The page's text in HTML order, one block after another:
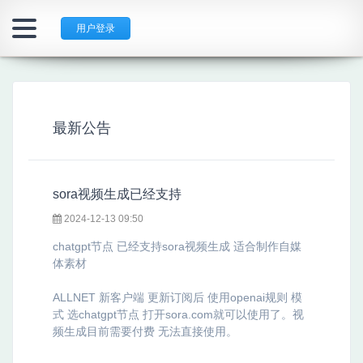
用户登录
最新公告
sora视频生成已经支持
2024-12-13 09:50
chatgpt节点 已经支持sora视频生成 适合制作自媒
体素材
ALLNET 新客户端 更新订阅后 使用openai规则 模
式 选chatgpt节点 打开sora.com就可以使用了。视
频生成目前需要付费 无法直接使用。